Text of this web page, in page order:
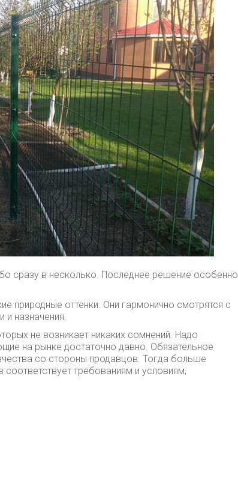
сразу в несколько. Последнее решение особенно
природные оттенки. Они гармонично смотрятся с
назначения.
не возникает никаких сомнений. Надо
на рынке достаточно давно. Обязательное
со стороны продавцов. Тогда больше
требованиям и условиям,